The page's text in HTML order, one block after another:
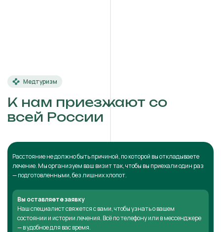
Медтуризм
К нам приезжают со
всей России
Расстояние не должно быть причиной, по которой вы откладываете
лечение. Мы организуем ваш визит так, чтобы вы приехали один раз
— подготовленными, без лишних хлопот.
Вы оставляете заявку
Наш специалист свяжется с вами, чтобы узнать о вашем
состоянии и истории лечения. Всё по телефону или в мессенджере
— в удобное для вас время.